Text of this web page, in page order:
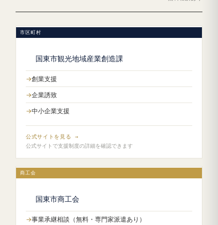
市区町村
国東市観光地域産業創造課
創業支援
企業誘致
中小企業支援
公式サイトを見る →
公式サイトで支援制度の詳細を確認できます
商工会
国東市商工会
事業承継相談（無料・専門家派遣あり）